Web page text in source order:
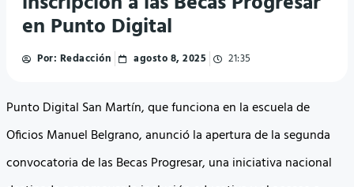
en Punto Digital
Por: Redacción agosto 8, 2025 21:35
Punto Digital San Martín, que funciona en la escuela de
Oficios Manuel Belgrano, anunció la apertura de la segunda
convocatoria de las Becas Progresar, una iniciativa nacional